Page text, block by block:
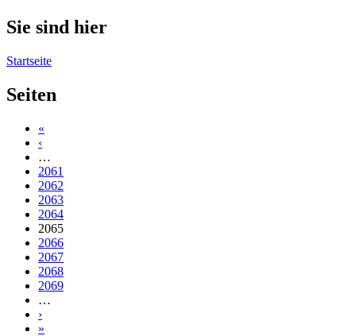
Sie sind hier
Startseite
Seiten
«
‹
…
2061
2062
2063
2064
2065
2066
2067
2068
2069
…
›
»